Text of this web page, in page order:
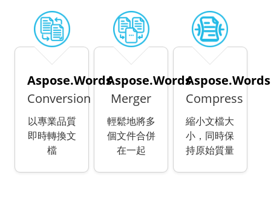
Aspose.Words
Conversion
以專業品質
即時轉換文
檔
Aspose.Words
Merger
輕鬆地將多
個文件合併
在一起
Aspose.Words
Compress
縮小文檔大
小，同時保
持原始質量